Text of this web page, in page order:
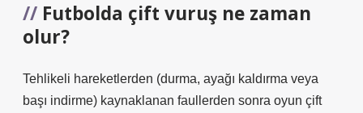
Futbolda çift vuruş ne zaman
olur?
Tehlikeli hareketlerden (durma, ayağı kaldırma veya
başı indirme) kaynaklanan faullerden sonra oyun çift